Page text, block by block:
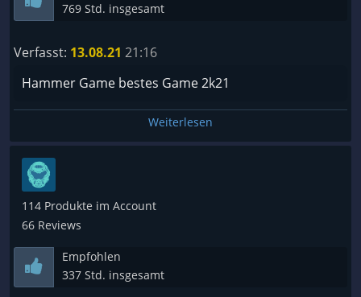
769 Std. insgesamt
Verfasst: 13.08.21 21:16
Hammer Game bestes Game 2k21
Weiterlesen
114 Produkte im Account
66 Reviews
Empfohlen
337 Std. insgesamt